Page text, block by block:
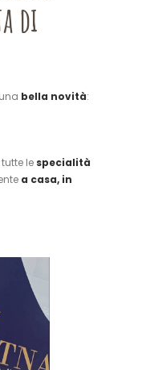
di
bella novità:
le specialità
a casa, in